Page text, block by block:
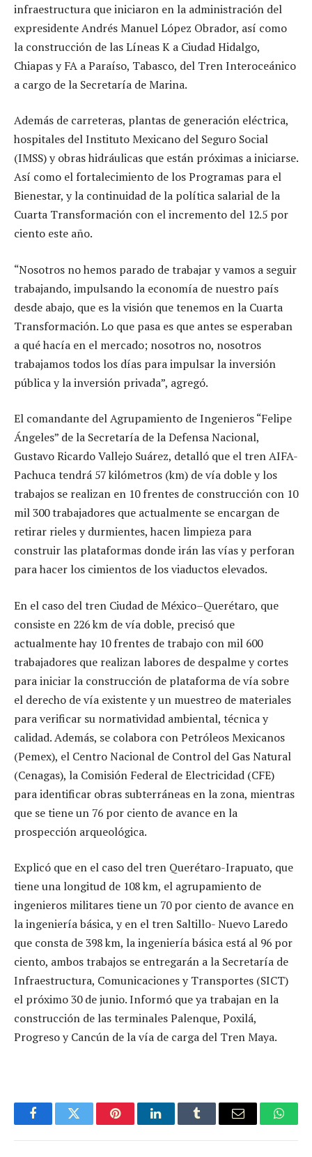
infraestructura que iniciaron en la administración del
expresidente Andrés Manuel López Obrador, así como
la construcción de las Líneas K a Ciudad Hidalgo,
Chiapas y FA a Paraíso, Tabasco, del Tren Interoceánico
a cargo de la Secretaría de Marina.
Además de carreteras, plantas de generación eléctrica,
hospitales del Instituto Mexicano del Seguro Social
(IMSS) y obras hidráulicas que están próximas a iniciarse.
Así como el fortalecimiento de los Programas para el
Bienestar, y la continuidad de la política salarial de la
Cuarta Transformación con el incremento del 12.5 por
ciento este año.
“Nosotros no hemos parado de trabajar y vamos a seguir
trabajando, impulsando la economía de nuestro país
desde abajo, que es la visión que tenemos en la Cuarta
Transformación. Lo que pasa es que antes se esperaban
a qué hacía en el mercado; nosotros no, nosotros
trabajamos todos los días para impulsar la inversión
pública y la inversión privada”, agregó.
El comandante del Agrupamiento de Ingenieros “Felipe
Ángeles” de la Secretaría de la Defensa Nacional,
Gustavo Ricardo Vallejo Suárez, detalló que el tren AIFA-
Pachuca tendrá 57 kilómetros (km) de vía doble y los
trabajos se realizan en 10 frentes de construcción con 10
mil 300 trabajadores que actualmente se encargan de
retirar rieles y durmientes, hacen limpieza para
construir las plataformas donde irán las vías y perforan
para hacer los cimientos de los viaductos elevados.
En el caso del tren Ciudad de México–Querétaro, que
consiste en 226 km de vía doble, precisó que
actualmente hay 10 frentes de trabajo con mil 600
trabajadores que realizan labores de despalme y cortes
para iniciar la construcción de plataforma de vía sobre
el derecho de vía existente y un muestreo de materiales
para verificar su normatividad ambiental, técnica y
calidad. Además, se colabora con Petróleos Mexicanos
(Pemex), el Centro Nacional de Control del Gas Natural
(Cenagas), la Comisión Federal de Electricidad (CFE)
para identificar obras subterráneas en la zona, mientras
que se tiene un 76 por ciento de avance en la
prospección arqueológica.
Explicó que en el caso del tren Querétaro-Irapuato, que
tiene una longitud de 108 km, el agrupamiento de
ingenieros militares tiene un 70 por ciento de avance en
la ingeniería básica, y en el tren Saltillo- Nuevo Laredo
que consta de 398 km, la ingeniería básica está al 96 por
ciento, ambos trabajos se entregarán a la Secretaría de
Infraestructura, Comunicaciones y Transportes (SICT)
el próximo 30 de junio. Informó que ya trabajan en la
construcción de las terminales Palenque, Poxilá,
Progreso y Cancún de la vía de carga del Tren Maya.
FacebookTwitter PinterestLinkedInTumblr Email